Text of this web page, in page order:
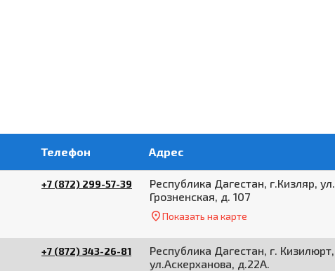
Телефон Адрес
+7 (872) 299-57-39
Республика Дагестан, г.Кизляр, ул.
Грозненская, д. 107
Показать на карте
+7 (872) 343-26-81
Республика Дагестан, г. Кизилюрт,
ул.Аскерханова, д.22А.